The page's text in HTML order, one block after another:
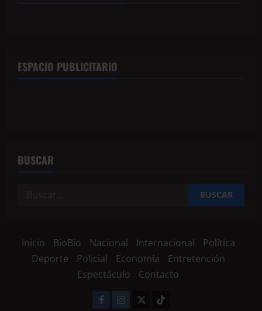
ESPACIO PUBLICITARIO
BUSCAR
Inicio BioBio Nacional Internacional
Política
Deporte
Policial Economía
Entretención
Espectáculo
Contacto